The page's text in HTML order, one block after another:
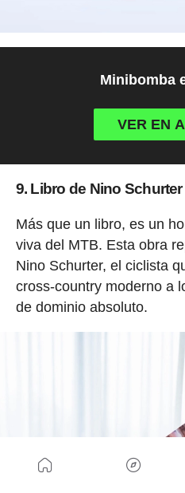
Minibomba
VER EN
9. Libro de Nino Schurter
Más que un libro, es un
viva del MTB. Esta obra
Nino Schurter, el ciclista
cross-country moderno a
de dominio absoluto.